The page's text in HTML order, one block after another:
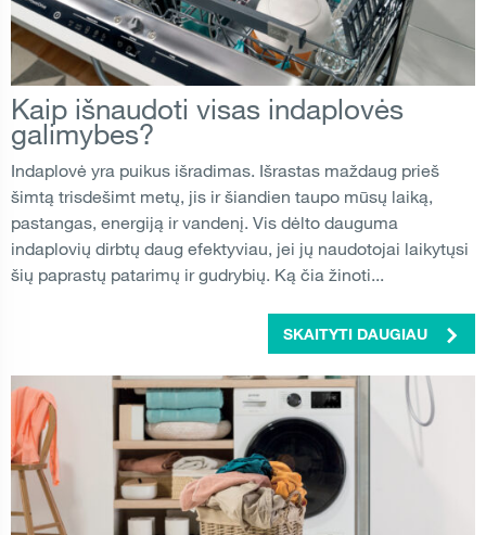
Kaip išnaudoti visas indaplovės
galimybes?
Indaplovė yra puikus išradimas. Išrastas maždaug prieš
šimtą trisdešimt metų, jis ir šiandien taupo mūsų laiką,
pastangas, energiją ir vandenį. Vis dėlto dauguma
indaplovių dirbtų daug efektyviau, jei jų naudotojai laikytųsi
šių paprastų patarimų ir gudrybių. Ką čia žinoti...
SKAITYTI DAUGIAU